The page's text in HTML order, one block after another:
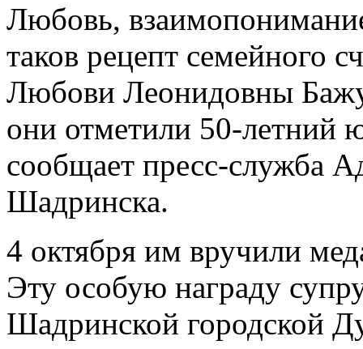
Любовь,
таков рецепт семейного
Любови Леонидовны
они отметили 50-летний
сообщает пресс-служба
Шадринска.
4 октября им вручили
Эту особую награду
Шадринской городской